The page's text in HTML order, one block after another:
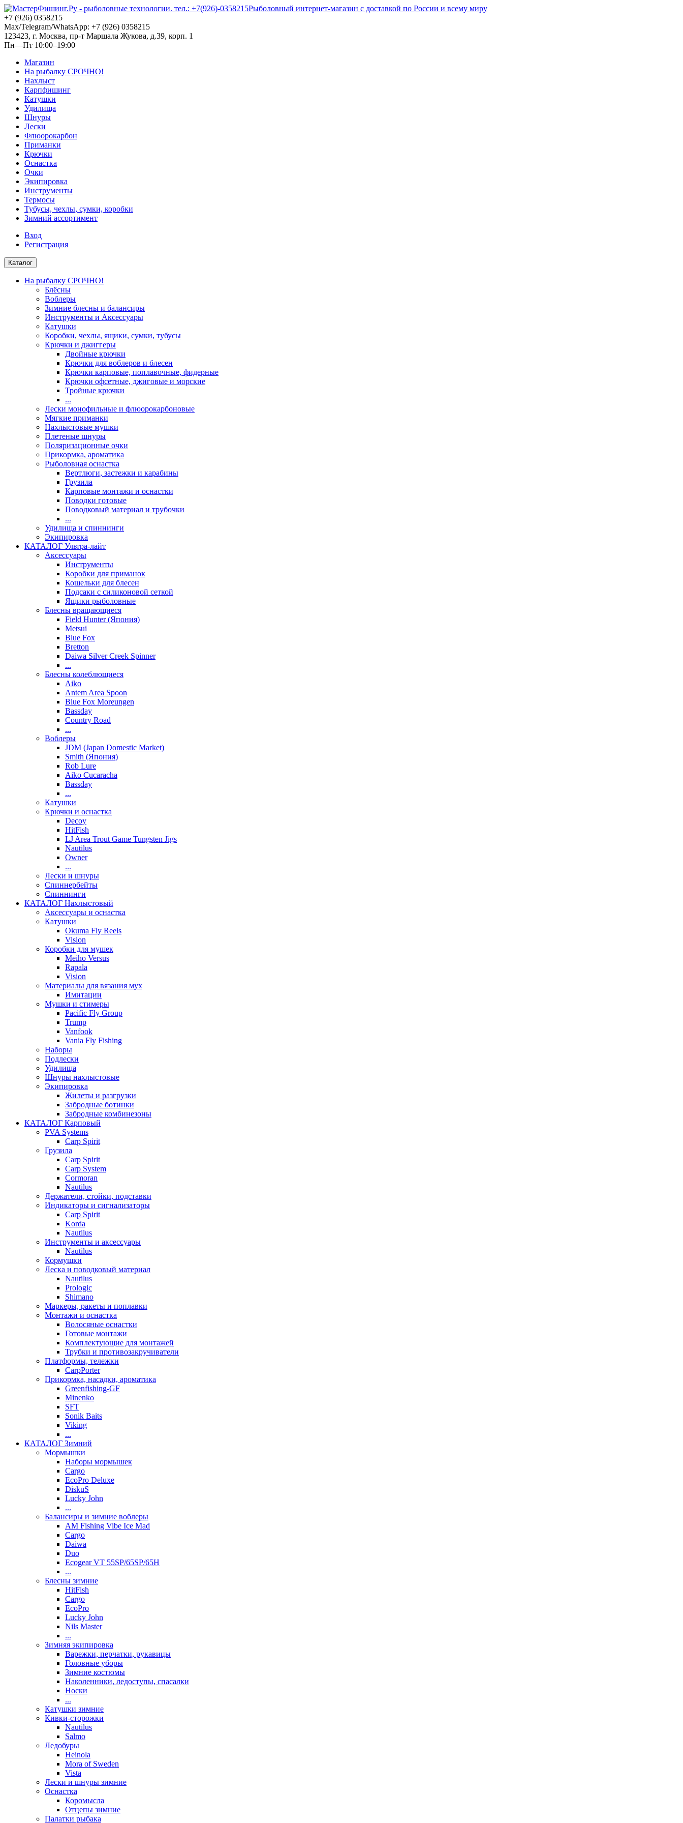
Рыболовный интернет-магазин с доставкой по России и всему миру
+7 (926) 0358215
Max/Telegram/WhatsApp: +7 (926) 0358215
123423, г. Москва, пр-т Маршала Жукова, д.39, корп. 1
Пн—Пт 10:00–19:00
Магазин
На рыбалку СРОЧНО!
Нахлыст
Карпфишинг
Катушки
Удилища
Шнуры
Лески
Флюорокарбон
Приманки
Крючки
Оснастка
Очки
Экипировка
Инструменты
Термосы
Тубусы, чехлы, сумки, коробки
Зимний ассортимент
Вход
Регистрация
Каталог
На рыбалку СРОЧНО!
Блёсны
Воблеры
Зимние блесны и балансиры
Инструменты и Аксессуары
Катушки
Коробки, чехлы, ящики, сумки, тубусы
Крючки и джиггеры
Двойные крючки
Крючки для воблеров и блесен
Крючки карповые, поплавочные, фидерные
Крючки офсетные, джиговые и морские
Тройные крючки
...
Лески монофильные и флюорокарбоновые
Мягкие приманки
Нахлыстовые мушки
Плетеные шнуры
Поляризационные очки
Прикормка, ароматика
Рыболовная оснастка
Вертлюги, застежки и карабины
Грузила
Карповые монтажи и оснастки
Поводки готовые
Поводковый материал и трубочки
...
Удилища и спиннинги
Экипировка
КАТАЛОГ Ультра-лайт
Аксессуары
Инструменты
Коробки для приманок
Кошельки для блесен
Подсаки с силиконовой сеткой
Ящики рыболовные
Блесны вращающиеся
Field Hunter (Япония)
Metsui
Blue Fox
Bretton
Daiwa Silver Creek Spinner
...
Блесны колеблющиеся
Aiko
Antem Area Spoon
Blue Fox Moreungen
Bassday
Country Road
...
Воблеры
JDM (Japan Domestic Market)
Smith (Япония)
Rob Lure
Aiko Cucaracha
Bassday
...
Катушки
Крючки и оснастка
Decoy
HitFish
LJ Area Trout Game Tungsten Jigs
Nautilus
Owner
...
Лески и шнуры
Спиннербейты
Спиннинги
КАТАЛОГ Нахлыстовый
Аксессуары и оснастка
Катушки
Okuma Fly Reels
Vision
Коробки для мушек
Meiho Versus
Rapala
Vision
Материалы для вязания мух
Имитации
Мушки и стимеры
Pacific Fly Group
Trump
Vanfook
Vania Fly Fishing
Наборы
Подлески
Удилища
Шнуры нахлыстовые
Экипировка
Жилеты и разгрузки
Забродные ботинки
Забродные комбинезоны
КАТАЛОГ Карповый
PVA Systems
Carp Spirit
Грузила
Carp Spirit
Carp System
Cormoran
Nautilus
Держатели, стойки, подставки
Индикаторы и сигнализаторы
Carp Spirit
Korda
Nautilus
Инструменты и аксессуары
Nautilus
Кормушки
Леска и поводковый материал
Nautilus
Prologic
Shimano
Маркеры, ракеты и поплавки
Монтажи и оснастка
Волосяные оснастки
Готовые монтажи
Комплектующие для монтажей
Трубки и противозакручиватели
Платформы, тележки
CarpPorter
Прикормка, насадки, ароматика
Greenfishing-GF
Minenko
SFT
Sonik Baits
Viking
...
КАТАЛОГ Зимний
Мормышки
Наборы мормышек
Cargo
EcoPro Deluxe
DiskuS
Lucky John
...
Балансиры и зимние воблеры
AM Fishing Vibe Ice Mad
Cargo
Daiwa
Duo
Ecogear VT 55SP/65SP/65H
...
Блесны зимние
HitFish
Cargo
EcoPro
Lucky John
Nils Master
...
Зимняя экипировка
Варежки, перчатки, рукавицы
Головные уборы
Зимние костюмы
Наколенники, ледоступы, спасалки
Носки
...
Катушки зимние
Кивки-сторожки
Nautilus
Salmo
Ледобуры
Heinola
Mora of Sweden
Vista
Лески и шнуры зимние
Оснастка
Коромысла
Отцепы зимние
Палатки рыбака